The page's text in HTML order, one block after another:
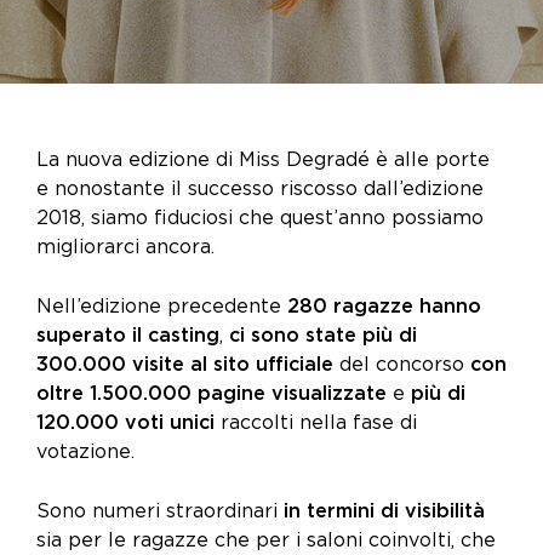
La nuova edizione di Miss Degradé è alle porte
e nonostante il successo riscosso dall’edizione
2018, siamo fiduciosi che quest’anno possiamo
migliorarci ancora.
Nell’edizione precedente 280 ragazze hanno
superato il casting, ci sono state più di
300.000 visite al sito ufficiale del concorso con
oltre 1.500.000 pagine visualizzate e più di
120.000 voti unici raccolti nella fase di
votazione.
Sono numeri straordinari in termini di visibilità
sia per le ragazze che per i saloni coinvolti, che